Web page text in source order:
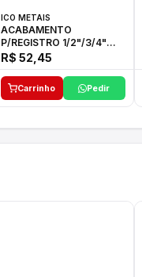
ICO METAIS
ACABAMENTO
P/REGISTRO 1/2"/3/4"
1416 C-50 ICO
R$ 52,45
Carrinho Pedir